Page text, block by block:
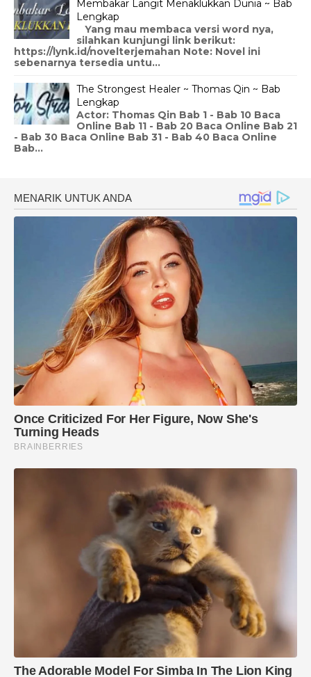
Membakar Langit Menaklukkan Dunia ~ Bab
Lengkap
Yang mau membaca versi word nya,
silahkan kunjungi link berikut:
https://lynk.id/novelterjemahan Note: Novel ini
sebenarnya tersedia untu...
The Strongest Healer ~ Thomas Qin ~ Bab
Lengkap
Actor: Thomas Qin Bab 1 - Bab 10 Baca
Online Bab 11 - Bab 20 Baca Online Bab 21
- Bab 30 Baca Online Bab 31 - Bab 40 Baca Online
Bab...